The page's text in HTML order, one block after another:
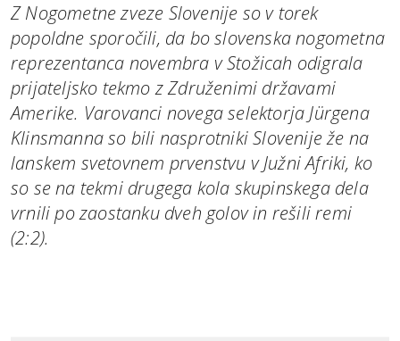
Z Nogometne zveze Slovenije so v torek
popoldne sporočili, da bo slovenska nogometna
reprezentanca novembra v Stožicah odigrala
prijateljsko tekmo z Združenimi državami
Amerike. Varovanci novega selektorja Jürgena
Klinsmanna so bili nasprotniki Slovenije že na
lanskem svetovnem prvenstvu v Južni Afriki, ko
so se na tekmi drugega kola skupinskega dela
vrnili po zaostanku dveh golov in rešili remi
(2:2).